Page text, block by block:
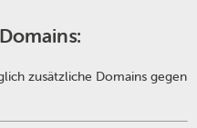
zusätzliche Domains gegen